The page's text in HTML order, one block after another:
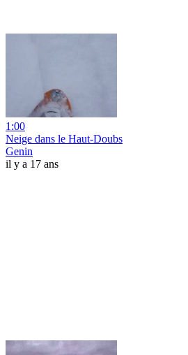
1:00
Neige dans le Haut-Doubs
Genin
il y a 17 ans